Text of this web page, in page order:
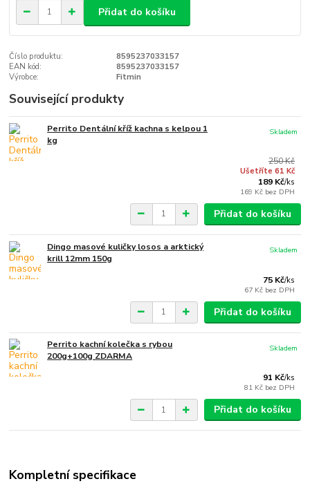
Přidat do košíku
Číslo produktu:
8595237033157
EAN kód:
8595237033157
Výrobce:
Fitmin
Související produkty
Perrito Dentální kříž kachna s kelpou 1
kg
250 Kč
Ušetříte 61 Kč
189 Kč/ks
169 Kč bez DPH
Skladem
Přidat do košíku
Dingo masové kuličky losos a arktický
krill 12mm 150g
75 Kč/ks
67 Kč bez DPH
Skladem
Přidat do košíku
Perrito kachní kolečka s rybou
200g+100g ZDARMA
91 Kč/ks
81 Kč bez DPH
Skladem
Přidat do košíku
Kompletní specifikace